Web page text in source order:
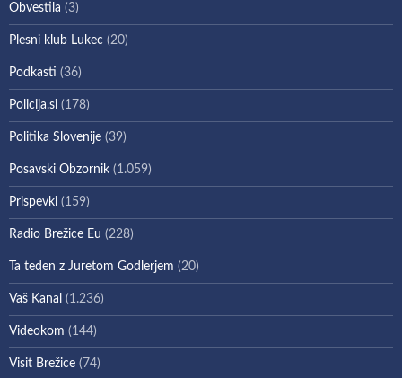
Obvestila (3)
Plesni klub Lukec (20)
Podkasti (36)
Policija.si (178)
Politika Slovenije (39)
Posavski Obzornik (1.059)
Prispevki (159)
Radio Brežice Eu (228)
Ta teden z Juretom Godlerjem (20)
Vaš Kanal (1.236)
Videokom (144)
Visit Brežice (74)